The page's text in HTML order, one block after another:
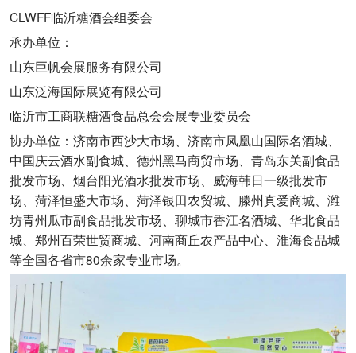
CLWFF临沂糖酒会组委会
承办单位：
山东巨帆会展服务有限公司
山东泛海国际展览有限公司
临沂市工商联糖酒食品总会会展专业委员会
协办单位：济南市西沙大市场、济南市凤凰山国际名酒城、
中国庆云酒水副食城、德州黑马商贸市场、青岛东关副食品
批发市场、烟台阳光酒水批发市场、威海韩日一级批发市
场、菏泽恒盛大市场、菏泽银田农贸城、滕州真爱商城、潍
坊青州瓜市副食品批发市场、聊城市香江名酒城、华北食品
城、郑州百荣世贸商城、河南商丘农产品中心、淮海食品城
等全国各省市80余家专业市场。